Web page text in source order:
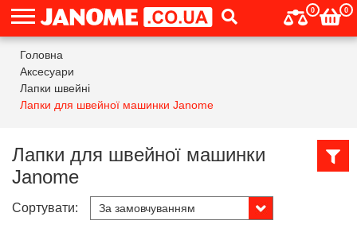
0 0
Головна
Аксесуари
Лапки швейні
Лапки для швейної машинки Janome
Лапки для швейної машинки
Janome
Сортувати: